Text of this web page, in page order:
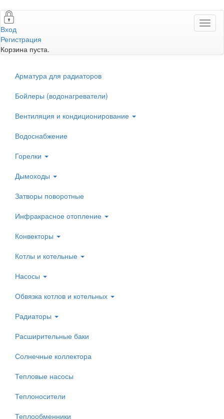
Перейти
к
основному
содержанию
Вход
Регистрация
Корзина пуста.
Арматура для радиаторов
Бойлеры (водонагреватели)
Вентиляция и кондиционирование
Водоснабжение
Горелки
Дымоходы
Затворы поворотные
Инфракрасное отопление
Конвекторы
Котлы и котельные
Насосы
Обвязка котлов и котельных
Радиаторы
Расширительные баки
Солнечные коллектора
Тепловые насосы
Теплоносители
Теплообменники